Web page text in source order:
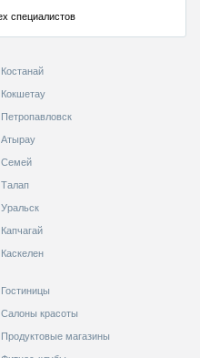
Костанай
Кокшетау
Петропавловск
Атырау
Семей
Талап
Уральск
Капчагай
Каскелен
Гостиницы
Салоны красоты
Продуктовые магазины